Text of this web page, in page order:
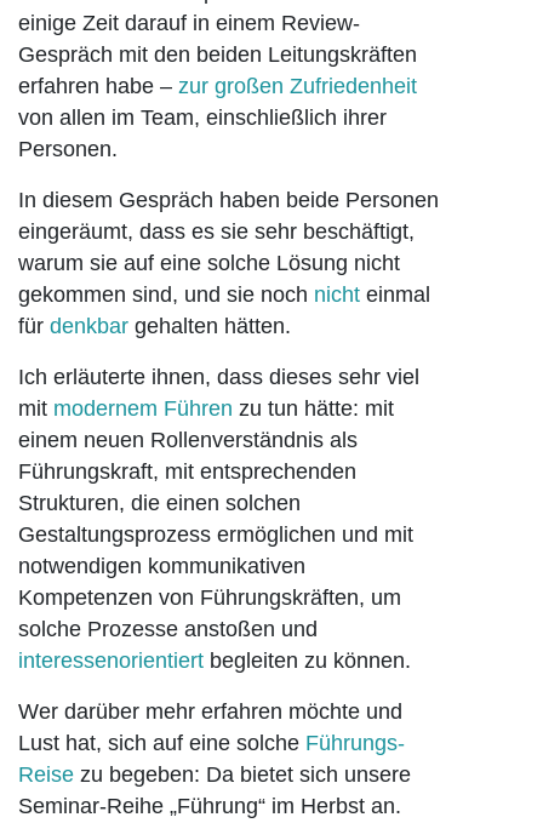
einige Zeit darauf in einem Review-
Gespräch mit den beiden Leitungskräften
erfahren habe – zur großen Zufriedenheit
von allen im Team, einschließlich ihrer
Personen.
In diesem Gespräch haben beide Personen
eingeräumt, dass es sie sehr beschäftigt,
warum sie auf eine solche Lösung nicht
gekommen sind, und sie noch nicht einmal
für denkbar gehalten hätten.
Ich erläuterte ihnen, dass dieses sehr viel
mit modernem Führen zu tun hätte: mit
einem neuen Rollenverständnis als
Führungskraft, mit entsprechenden
Strukturen, die einen solchen
Gestaltungsprozess ermöglichen und mit
notwendigen kommunikativen
Kompetenzen von Führungskräften, um
solche Prozesse anstoßen und
interessenorientiert begleiten zu können.
Wer darüber mehr erfahren möchte und
Lust hat, sich auf eine solche Führungs-
Reise zu begeben: Da bietet sich unsere
Seminar-Reihe „Führung“ im Herbst an.